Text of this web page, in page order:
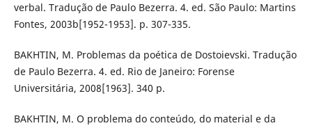
verbal. Tradução de Paulo Bezerra. 4. ed. São Paulo: Martins
Fontes, 2003b[1952-1953]. p. 307-335.
BAKHTIN, M. Problemas da poética de Dostoievski. Tradução
de Paulo Bezerra. 4. ed. Rio de Janeiro: Forense
Universitária, 2008[1963]. 340 p.
BAKHTIN, M. O problema do conteúdo, do material e da